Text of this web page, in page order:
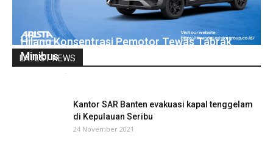
LATEST NEWS
Hilang Konsentrasi Pemotor Tewas Tabrak
Minibus
-
Kantor SAR Banten evakuasi kapal tenggelam
di Kepulauan Seribu
24 November 2021